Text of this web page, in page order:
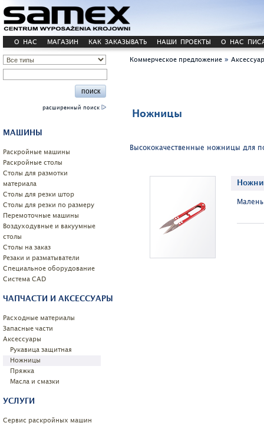
О НАС МАГАЗИН КАК ЗАКАЗЫВАТЬ НАШИ ПРОЕКТЫ О НАС
расширенный поиск
МАШИНЫ
Pаскройные машины
Раскройные столы
Столы для размотки
материала
Cтолы для резки штор
Столы для резки по размеру
Перемоточные машины
Воздуходувные и вакуумные
столы
Столы на заказ
Резаки и разматыватели
Специальное оборудование
Системa CAD
ЧАПЧАСТИ И АКСЕССУАРЫ
Расходные материалы
Запасные части
Аксессуары
Рукавица защитная
Ножницы
Пряжка
Масла и смазки
УСЛУГИ
Сервис раскройных машин
Коммерческое предложение »
Ножницы
Высококачественные ножницы для